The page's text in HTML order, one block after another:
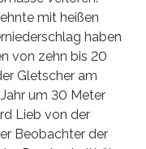
mit heißen
haben
von zehn bis 20
Gletscher am
um 30 Meter
Lieb von der
Beobachter der